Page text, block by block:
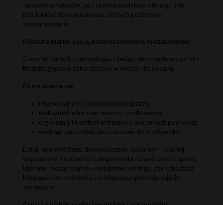
zarówno amatorów, jak i profesjonalistów, oferując linie
produktów dopasowane do różnych poziomów
zaawansowania.
Filozofia marki: pasja, bezpieczeństwo, niezawodność
Cressi to nie tylko technologia i design, ale przede wszystkim
filozofia głęboko zakorzeniona w miłości do oceanu.
Firma stawia na:
innowacyjność i niezawodność sprzętu
maksymalne bezpieczeństwo użytkownika
ergonomię i komfort w trudnych warunkach pod wodą
ekologiczne podejście i szacunek do środowiska
Dzięki wieloletniemu doświadczeniu, badaniom i bliskiej
współpracy z nurkami z całego świata, Cressi tworzy sprzęt,
któremu można zaufać – niezależnie od tego, czy schodzisz
kilka metrów pod wodę czy planujesz głębokie zejścia
techniczne.